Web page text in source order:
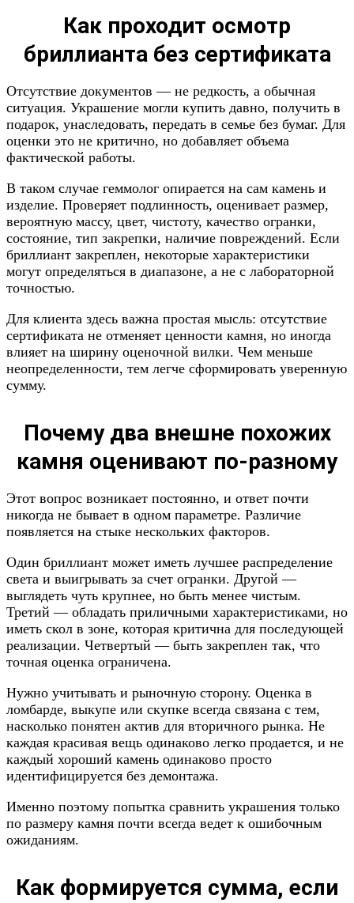
Как проходит осмотр
бриллианта без сертификата
Отсутствие документов — не редкость, а обычная
ситуация. Украшение могли купить давно, получить в
подарок, унаследовать, передать в семье без бумаг. Для
оценки это не критично, но добавляет объема
фактической работы.
В таком случае геммолог опирается на сам камень и
изделие. Проверяет подлинность, оценивает размер,
вероятную массу, цвет, чистоту, качество огранки,
состояние, тип закрепки, наличие повреждений. Если
бриллиант закреплен, некоторые характеристики
могут определяться в диапазоне, а не с лабораторной
точностью.
Для клиента здесь важна простая мысль: отсутствие
сертификата не отменяет ценности камня, но иногда
влияет на ширину оценочной вилки. Чем меньше
неопределенности, тем легче сформировать уверенную
сумму.
Почему два внешне похожих
камня оценивают по-разному
Этот вопрос возникает постоянно, и ответ почти
никогда не бывает в одном параметре. Различие
появляется на стыке нескольких факторов.
Один бриллиант может иметь лучшее распределение
света и выигрывать за счет огранки. Другой —
выглядеть чуть крупнее, но быть менее чистым.
Третий — обладать приличными характеристиками, но
иметь скол в зоне, которая критична для последующей
реализации. Четвертый — быть закреплен так, что
точная оценка ограничена.
Нужно учитывать и рыночную сторону. Оценка в
ломбарде, выкупе или скупке всегда связана с тем,
насколько понятен актив для вторичного рынка. Не
каждая красивая вещь одинаково легко продается, и не
каждый хороший камень одинаково просто
идентифицируется без демонтажа.
Именно поэтому попытка сравнить украшения только
по размеру камня почти всегда ведет к ошибочным
ожиданиям.
Как формируется сумма, если